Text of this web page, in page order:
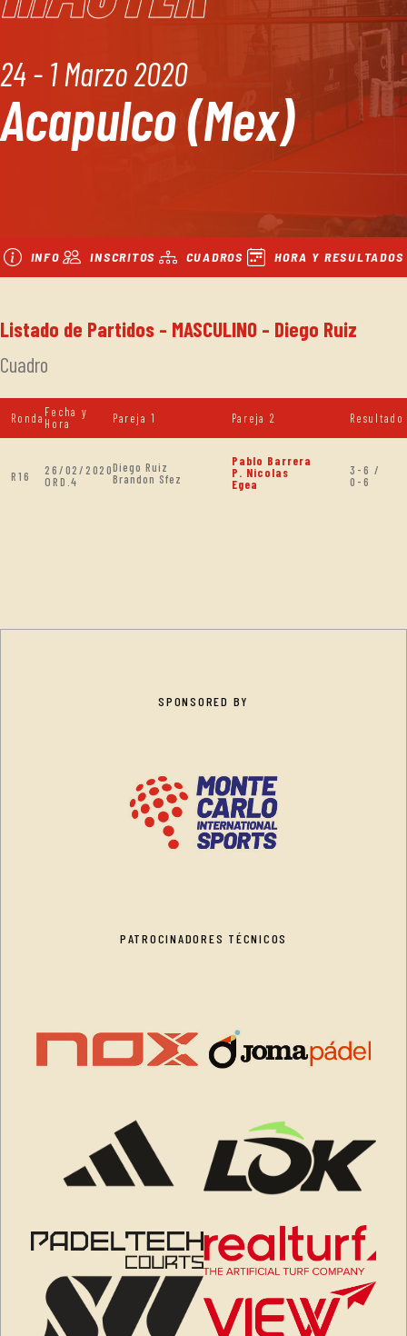
24 - 1 Marzo 2020
Acapulco (Mex)
INFO INSCRITOS CUADROS HORA Y RESULTADOS
Listado de Partidos - MASCULINO - Diego Ruiz
Cuadro
Ronda Fecha y
Hora
Pareja 1 Pareja 2 Resultado
R16
26/02/2020
ORD.4
Diego Ruiz
Brandon Sfez
Pablo Barrera
P. Nicolas
Egea
3-6 /
0-6
SPONSORED BY
PATROCINADORES TÉCNICOS